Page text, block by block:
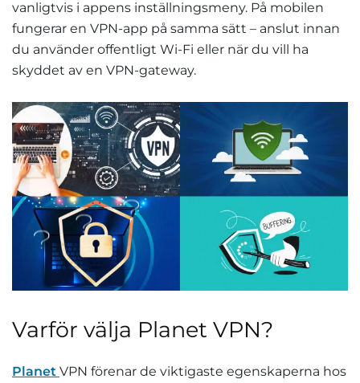
vanligtvis i appens inställningsmeny. På mobilen
fungerar en VPN-app på samma sätt – anslut innan
du använder offentligt Wi-Fi eller när du vill ha
skyddet av en VPN-gateway.
Varför välja Planet VPN?
Planet VPN förenar de viktigaste egenskaperna hos